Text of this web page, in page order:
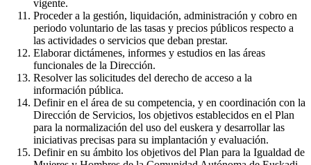
vigente.
Proceder a la gestión, liquidación, administración y cobro en
periodo voluntario de las tasas y precios públicos respecto a
las actividades o servicios que deban prestar.
Elaborar dictámenes, informes y estudios en las áreas
funcionales de la Dirección.
Resolver las solicitudes del derecho de acceso a la
información pública.
Definir en el área de su competencia, y en coordinación con la
Dirección de Servicios, los objetivos establecidos en el Plan
para la normalización del uso del euskera y desarrollar las
iniciativas precisas para su implantación y evaluación.
Definir en su ámbito los objetivos del Plan para la Igualdad de